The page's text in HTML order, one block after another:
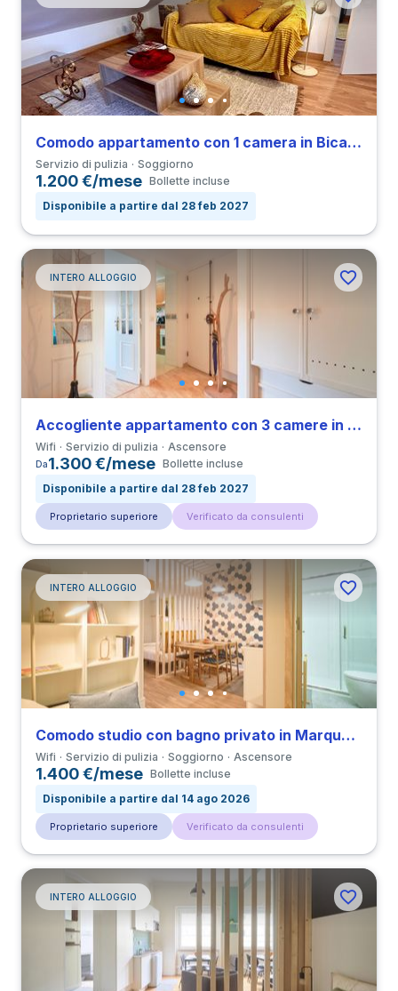
Comodo appartamento con 1 camera in Bica vicino a all’Università Universidade Europeia
Servizio di pulizia Soggiorno
1.200 €/mese Bollette incluse
Disponibile a partire dal 28 feb 2027
INTERO ALLOGGIO
Accogliente appartamento con 3 camere in Entrecampos vicino a all’Università Católica
Wifi Servizio di pulizia Ascensore
Da1.300 €/mese Bollette incluse
Disponibile a partire dal 28 feb 2027
Proprietario superiore Verificato da consulenti
INTERO ALLOGGIO
Comodo studio con bagno privato in Marquês de Pombal
Wifi Servizio di pulizia Soggiorno Ascensore
1.400 €/mese Bollette incluse
Disponibile a partire dal 14 ago 2026
Proprietario superiore Verificato da consulenti
INTERO ALLOGGIO